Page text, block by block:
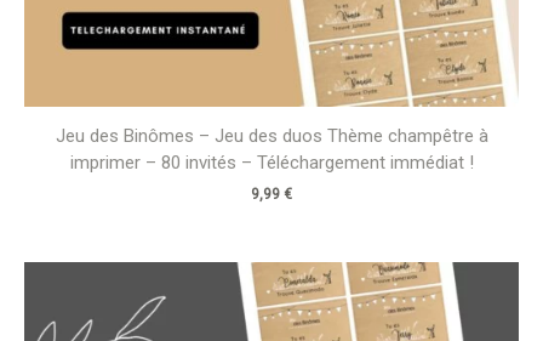
Jeu des Binômes – Jeu des duos Thème champêtre à
imprimer – 80 invités – Téléchargement immédiat !
9,99 €